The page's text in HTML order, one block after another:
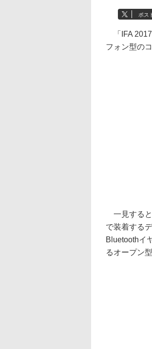
ポス
「IFA 2017
フォン型の
一見すると
で装着する
Bluetoothイ
るオープン